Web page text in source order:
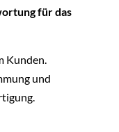
für das
Kunden.
und